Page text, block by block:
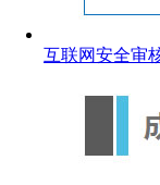
互联网安全审